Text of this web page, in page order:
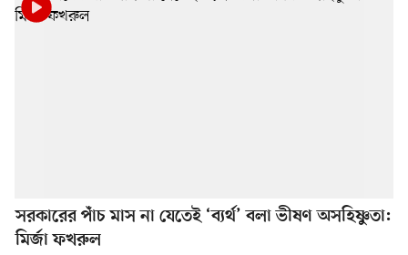
সরকারের পাঁচ মাস না যেতেই ‘ব্যর্থ’ বলা ভীষণ অসহিষ্ণুতা:
মির্জা ফখরুল